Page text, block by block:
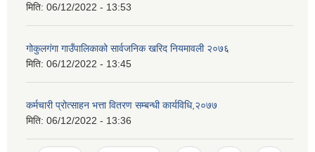
मिति: 06/12/2022 - 13:53
गोकुलगंगा गाउँपालिकाको सार्वजनिक खरिद नियमावली २०७६
मिति: 06/12/2022 - 13:45
कर्मचारी प्रोत्साहन भत्ता वितरण सम्बन्धी कार्यविधि,२०७७
मिति: 06/12/2022 - 13:36